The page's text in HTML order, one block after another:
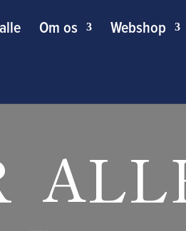
Om os Webshop